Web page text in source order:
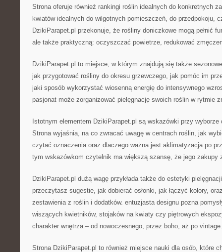
Strona oferuje również rankingi roślin idealnych do konkretnych
kwiatów idealnych do wilgotnych pomieszczeń, do przedpokoju,
DzikiParapet.pl przekonuje, że rośliny doniczkowe mogą pełnić
ale także praktyczną: oczyszczać powietrze, redukować
DzikiParapet.pl to miejsce, w którym znajdują się także
jak przygotować rośliny do okresu grzewczego, jak pomóc im
jaki sposób wykorzystać wiosenną energię do intensywnego
pasjonat może zorganizować pielęgnację swoich roślin w rytmie
Istotnym elementem DzikiParapet.pl są wskazówki przy
Strona wyjaśnia, na co zwracać uwagę w centrach roślin, jak
czytać oznaczenia oraz dlaczego ważna jest aklimatyzacja po
tym wskazówkom czytelnik ma większą szansę, że jego zakupy
DzikiParapet.pl dużą wagę przykłada także do estetyki
przeczytasz sugestie, jak dobierać osłonki, jak łączyć kolory,
zestawienia z roślin i dodatków. entuzjasta designu pozna
wiszących kwietników, stojaków na kwiaty czy piętrowych
charakter wnętrza – od nowoczesnego, przez boho, aż po vintage.
Strona DzikiParapet.pl to również miejsce nauki dla osób, które